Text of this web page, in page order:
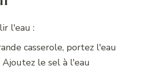
l'eau :
casserole, portez l'eau
le sel à l'eau